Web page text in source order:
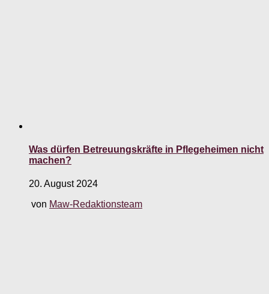
Was dürfen Betreuungskräfte in Pflegeheimen nicht
machen?
20. August 2024
von Maw-Redaktionsteam